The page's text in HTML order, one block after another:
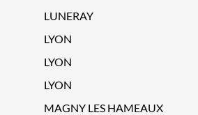
LUNERAY
LYON
LYON
LYON
MAGNY LES HAMEAUX